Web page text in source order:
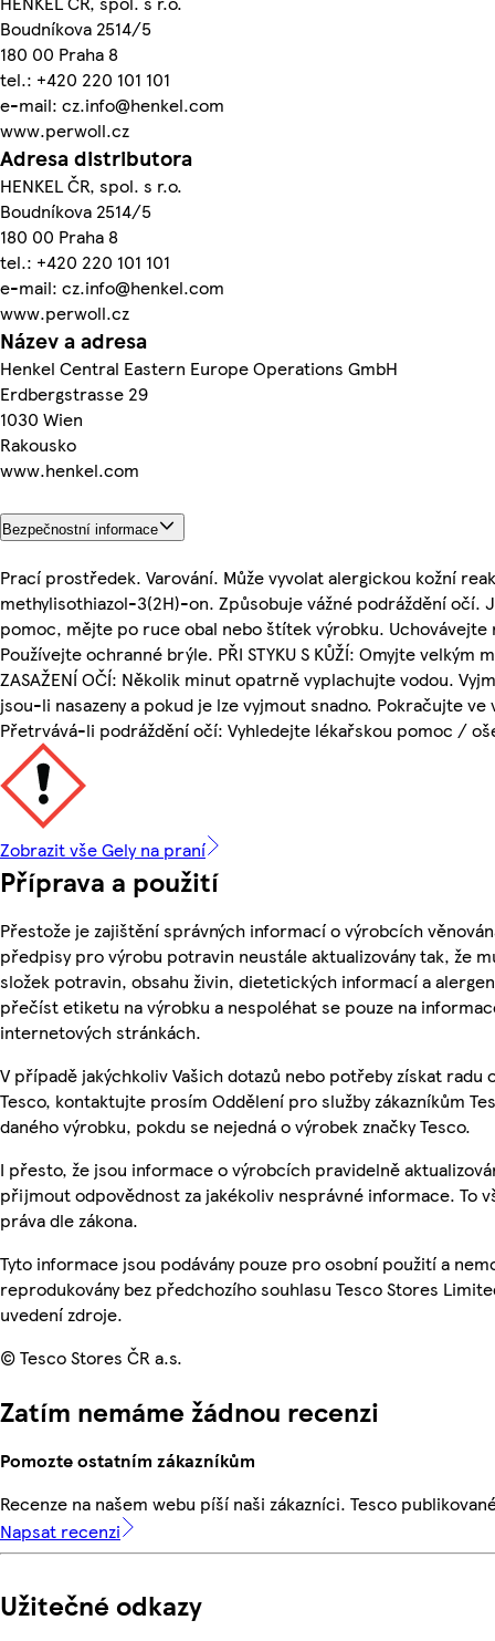
Boudníkova 2514/5
180 00 Praha 8
tel.: +420 220 101 101
e-mail: cz.info@henkel.com
www.perwoll.cz
Adresa distributora
HENKEL ČR, spol. s r.o.
Boudníkova 2514/5
180 00 Praha 8
tel.: +420 220 101 101
e-mail: cz.info@henkel.com
www.perwoll.cz
Název a adresa
Henkel Central Eastern Europe Operations GmbH
Erdbergstrasse 29
1030 Wien
Rakousko
www.henkel.com
Bezpečnostní informace
Prací prostředek. Varování. Může vyvolat alergickou kožní
methylisothiazol-3(2H)-on. Způsobuje vážné podráždění očí.
pomoc, mějte po ruce obal nebo štítek výrobku. Uchovávejte
Používejte ochranné brýle. PŘI STYKU S KŮŽÍ: Omyjte velkým
ZASAŽENÍ OČÍ: Několik minut opatrně vyplachujte vodou.
jsou-li nasazeny a pokud je lze vyjmout snadno. Pokračujte ve
Přetrvává-li podráždění očí: Vyhledejte lékařskou pomoc /
Zobrazit vše Gely na praní
Příprava a použití
Přestože je zajištění správných informací o výrobcích
předpisy pro výrobu potravin neustále aktualizovány tak, že
složek potravin, obsahu živin, dietetických informací a
přečíst etiketu na výrobku a nespoléhat se pouze na
internetových stránkách.
V případě jakýchkoliv Vašich dotazů nebo potřeby získat radu
Tesco, kontaktujte prosím Oddělení pro služby zákazníkům
daného výrobku, pokdu se nejedná o výrobek značky Tesco.
I přesto, že jsou informace o výrobcích pravidelně
přijmout odpovědnost za jakékoliv nesprávné informace. To
práva dle zákona.
Tyto informace jsou podávány pouze pro osobní použití a
reprodukovány bez předchozího souhlasu Tesco Stores
uvedení zdroje.
© Tesco Stores ČR a.s.
Zatím nemáme žádnou recenzi
Pomozte ostatním zákazníkům
Recenze na našem webu píší naši zákazníci. Tesco
Napsat recenzi
Užitečné odkazy